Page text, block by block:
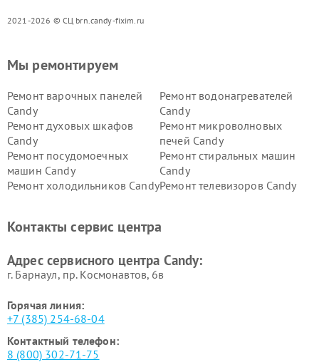
2021-2026 © СЦ brn.candy-fixim.ru
Мы ремонтируем
Ремонт варочных панелей
Candy
Ремонт водонагревателей
Candy
Ремонт духовых шкафов
Candy
Ремонт микроволновых
печей Candy
Ремонт посудомоечных
машин Candy
Ремонт стиральных машин
Candy
Ремонт холодильников CandyРемонт телевизоров Candy
Контакты сервис центра
Адрес сервисного центра Candy:
г. Барнаул, ​пр. Космонавтов, 6в
Горячая линия:
+7 (385) 254-68-04
Контактный телефон:
8 (800) 302-71-75